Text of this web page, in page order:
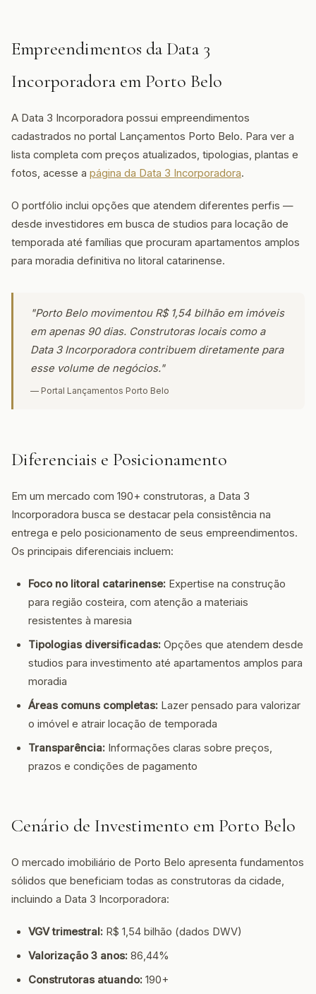
Empreendimentos da Data 3
Incorporadora em Porto Belo
A Data 3 Incorporadora possui empreendimentos
cadastrados no portal Lançamentos Porto Belo. Para ver a
lista completa com preços atualizados, tipologias, plantas e
fotos, acesse a página da Data 3 Incorporadora.
O portfólio inclui opções que atendem diferentes perfis —
desde investidores em busca de studios para locação de
temporada até famílias que procuram apartamentos amplos
para moradia definitiva no litoral catarinense.
"Porto Belo movimentou R$ 1,54 bilhão em imóveis
em apenas 90 dias. Construtoras locais como a
Data 3 Incorporadora contribuem diretamente para
esse volume de negócios."
— Portal Lançamentos Porto Belo
Diferenciais e Posicionamento
Em um mercado com 190+ construtoras, a Data 3
Incorporadora busca se destacar pela consistência na
entrega e pelo posicionamento de seus empreendimentos.
Os principais diferenciais incluem:
Foco no litoral catarinense: Expertise na construção
para região costeira, com atenção a materiais
resistentes à maresia
Tipologias diversificadas: Opções que atendem desde
studios para investimento até apartamentos amplos para
moradia
Áreas comuns completas: Lazer pensado para valorizar
o imóvel e atrair locação de temporada
Transparência: Informações claras sobre preços,
prazos e condições de pagamento
Cenário de Investimento em Porto Belo
O mercado imobiliário de Porto Belo apresenta fundamentos
sólidos que beneficiam todas as construtoras da cidade,
incluindo a Data 3 Incorporadora:
VGV trimestral: R$ 1,54 bilhão (dados DWV)
Valorização 3 anos: 86,44%
Construtoras atuando: 190+